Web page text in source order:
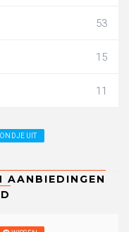
53
15
11
UIT